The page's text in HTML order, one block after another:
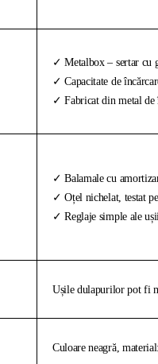
✓ Metalbox – sertar cu
✓ Capacitate de
✓ Fabricat din metal de
✓ Balamale cu
✓ Oțel nichelat, testat
✓ Reglaje simple ale
Ușile dulapurilor pot fi
Culoare neagră,